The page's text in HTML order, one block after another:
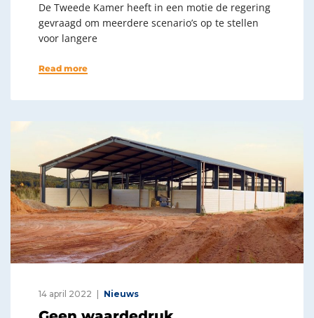
De Tweede Kamer heeft in een motie de regering
gevraagd om meerdere scenario’s op te stellen
voor langere
Read more
14 april 2022 Nieuws